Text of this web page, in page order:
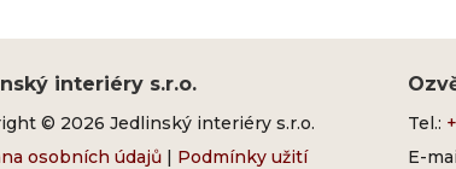
interiéry s.r.o.
© 2026 Jedlinský interiéry s.r.o.
osobních údajů | Podmínky užití
Tel.:
E-